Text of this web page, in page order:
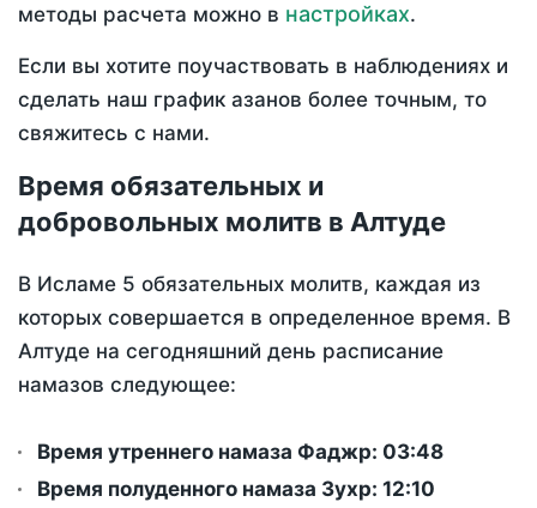
методы расчета можно в настройках.
Если вы хотите поучаствовать в наблюдениях и
сделать наш график азанов более точным, то
свяжитесь с нами.
Время обязательных и
добровольных молитв в Алтуде
В Исламе 5 обязательных молитв, каждая из
которых совершается в определенное время. В
Алтуде на сегодняшний день расписание
намазов следующее:
Время утреннего намаза Фаджр: 03:48
Время полуденного намаза Зухр: 12:10